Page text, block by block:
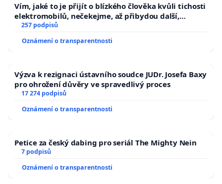
Vím, jaké to je přijít o blízkého člověka kvůli tichosti
elektromobilů, nečekejme, až přibydou další,
zaveďme slyšitelná auta!
257 podpisů
Oznámení o transparentnosti
Výzva k rezignaci ústavního soudce JUDr. Josefa Baxy
pro ohrožení důvěry ve spravedlivý proces
17 274 podpisů
Oznámení o transparentnosti
Petice za český dabing pro seriál The Mighty Nein
7 podpisů
Oznámení o transparentnosti